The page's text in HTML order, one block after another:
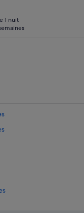
1 nuit